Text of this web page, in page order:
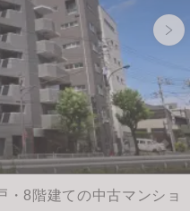
8階建ての中古マンショ